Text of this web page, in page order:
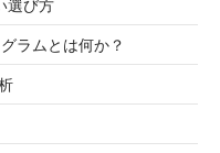
選び方
ラムとは何か？